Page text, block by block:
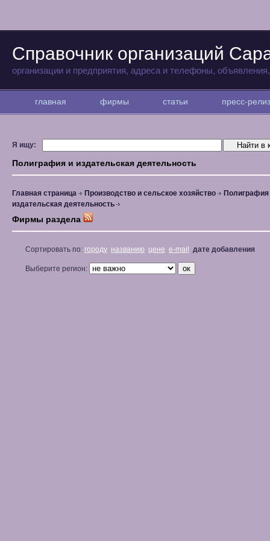
Справочник организаций
организации и предприятия, адреса и телефоны,
главная фирмы статьи пресс-
Я ищу:
Полиграфия и издательская деятельность
Главная страница Производство и сельское хозяйство
Полиграфия
издательская деятельность
Фирмы раздела
Сортировать по: городу названию цене e-mail дате добавления
Выберите регион: